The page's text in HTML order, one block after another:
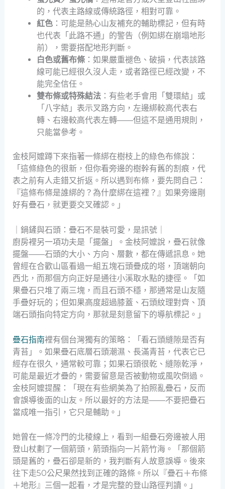
的，代表主路線或傳統路徑，相對可靠。
紅色：可能是熱心山友補充的輔助標記，但有時
也代表「此路不通」的警告（例如綁在崩塌地形
前），需要搭配地形判斷。
白色或舊布條：如果嚴重褪色、破損，代表該路
線可能已經很久沒人走，或者路徑已經改變，不
能完全信任。
雙布條或特殊結法：有些老手會用「雙環結」或
「八字結」表示叉路方向，左邊綁較高代表右
轉、右邊較高代表左轉——但這不是通用規則，
只能當參考。
金枝阿嬤蹲下來指著一條綁在樹枝上的綠色布條說：
「這條綠色的很新，但你看旁邊的樹幹有舊的割痕，代
表之前有人走錯又折返。所以遇到布條，要先問自己：
『這條布條是誰綁的？為什麼綁在這裡？』如果旁邊剛
好有疊石，就更要交叉確認。」
｜鍋鏟與石頭：疊石不是裝可愛，是訊號｜
廚房裡另一項功夫是「擺盤」。金枝阿嬤說，疊石就像
擺盤——石頭的大小、方向、層數，都在傳遞訊息。她
曾經在合歡山區看過一組五塊石頭疊成的塔，頂端朝向
西北，而那個方向正好是通往小溪取水點的捷徑。「如
果疊石只堆了兩三塊，而且石頭不穩，那通常是山友隨
手疊好玩的；但如果高度超過膝蓋、石頭紋理對齊、頂
端石頭指向特定方向，那就是刻意留下的導航標記。」
疊石指南裡有個台灣獨有的策略：「看石頭縫隙是否有
青苔」。如果疊石底層石頭潮濕、長滿青苔，代表它已
經存在很久，通常較可靠；如果石頭很乾、縫隙乾淨，
可能是最近才疊的，需要留意是否被動物或風吹倒過。
金枝阿嬤提醒：「現在有些網美為了拍照亂疊石，反而
會誤導後面的山友。所以最好的方法是——不要把疊石
當成唯一指引，它只是輔助。」
她曾在一條冷門的北稜線上，看到一組疊石旁邊被人用
登山杖劃了一個箭頭，箭頭指向一片箭竹海。「那個箭
頭是舊的，疊石卻是新的，我判斷有人故意誤導。後來
往下走50公尺果然找到正確的路條。所以『疊石＋布條
＋地形』三個一起看，才是完整的登山路徑判讀。」